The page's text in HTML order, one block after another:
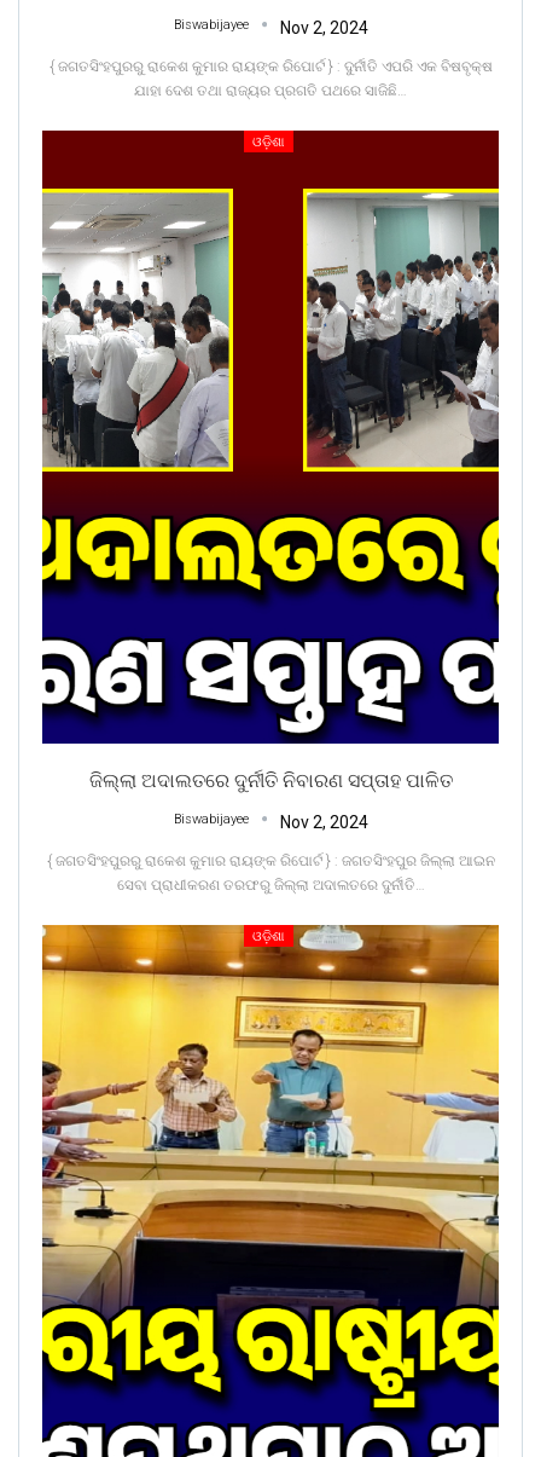
Biswabijayee Nov 2, 2024
{ ଜଗତସିଂହପୁରରୁ ରାକେଶ କୁମାର ରାୟଙ୍କ ରିପୋର୍ଟ } : ଦୁର୍ନୀତି ଏପରି ଏକ ବିଷବୃକ୍ଷ
ଯାହା ଦେଶ ତଥା ରାଜ୍ୟର ପ୍ରଗତି ପଥରେ ସାଜିଛି…
ଓଡ଼ିଶା
ଜିଲ୍ଲା ଅଦାଲତରେ ଦୁର୍ନୀତି ନିବାରଣ ସପ୍ତାହ ପାଳିତ
Biswabijayee Nov 2, 2024
{ ଜଗତସିଂହପୁରରୁ ରାକେଶ କୁମାର ରାୟଙ୍କ ରିପୋର୍ଟ } : ଜଗତସିଂହପୁର ଜିଲ୍ଲା ଆଇନ
ସେବା ପ୍ରାଧୀକରଣ ତରଫରୁ ଜିଲ୍ଲା ଅଦାଲତରେ ଦୁର୍ନୀତି
ଓଡ଼ିଶା